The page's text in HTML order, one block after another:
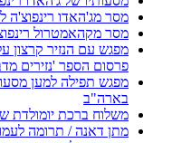
מסר מג'האדו רינפוצ'ה
מסר מקהאמטרול
מפגש עם הנזיר קרצון
פרסום הספר 'נזירים
מפגש תפילה למען
בארה"ב
משלוח ברכת יומולדת
מתן דאנה / תרומה